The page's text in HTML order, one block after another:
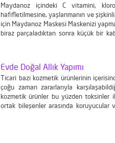
Maydanoz içindeki C vitamini,
hafifletilmesine, yaşlanmanın ve
için Maydanoz Maskesi Maskenizi
biraz parçaladıktan sonra küçük bir
Evde Doğal Allık Yapımı
Ticari bazı kozmetik ürünlerinin
çoğu zaman zararlarıyla
kozmetik ürünler bu yüzden toksinler
ortak bileşenler arasında koruyucular